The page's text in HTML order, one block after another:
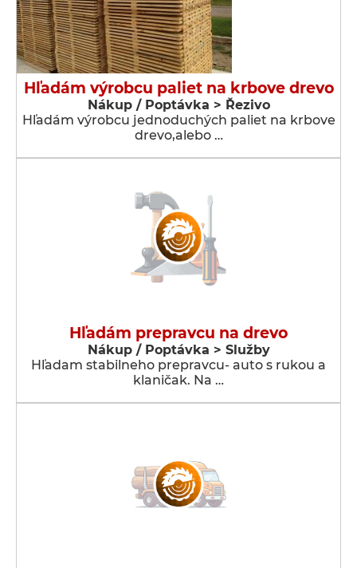
Hľadám výrobcu paliet na krbove drevo
Nákup / Poptávka > Řezivo
Hľadám výrobcu jednoduchých paliet na krbove
drevo,alebo …
Hľadám prepravcu na drevo
Nákup / Poptávka > Služby
Hľadam stabilneho prepravcu- auto s rukou a
klaničak. Na …